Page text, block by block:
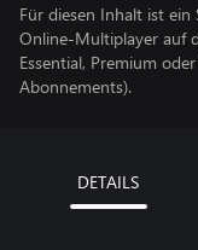
Für diesen Inhalt ist ein
Online-Multiplayer auf
Essential, Premium
Abonnements).
DETAILS